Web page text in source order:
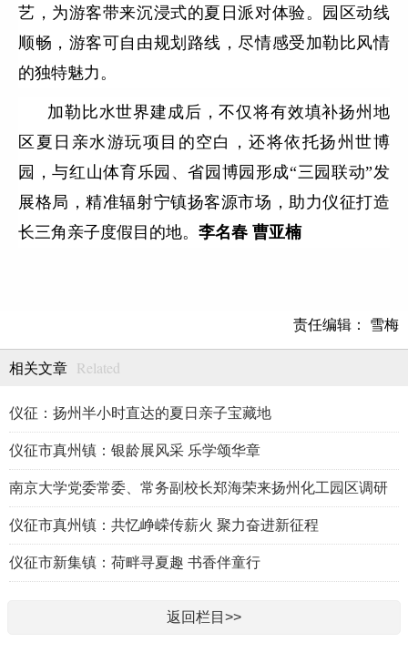
艺，为游客带来沉浸式的夏日派对体验。园区动线
顺畅，游客可自由规划路线，尽情感受加勒比风情
的独特魅力。
加勒比水世界建成后，不仅将有效填补扬州地
区夏日亲水游玩项目的空白，还将依托扬州世博
园，与红山体育乐园、省园博园形成“三园联动”发
展格局，精准辐射宁镇扬客源市场，助力仪征打造
长三角亲子度假目的地。李名春 曹亚楠
责任编辑： 雪梅
相关文章 Related
仪征：扬州半小时直达的夏日亲子宝藏地
仪征市真州镇：银龄展风采 乐学颂华章
南京大学党委常委、常务副校长郑海荣来扬州化工园区调研
仪征市真州镇：共忆峥嵘传薪火 聚力奋进新征程
仪征市新集镇：荷畔寻夏趣 书香伴童行
返回栏目>>